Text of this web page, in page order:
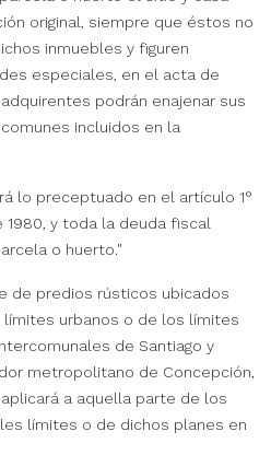
original, siempre que éstos no
inmuebles y figuren
especiales, en el acta de
podrán enajenar sus
incluidos en la
lo preceptuado en el artículo 1°
1980, y toda la deuda fiscal
o huerto."
de predios rústicos ubicados
urbanos o de los límites
de Santiago y
metropolitano de Concepción,
a aquella parte de los
límites o de dichos planes en